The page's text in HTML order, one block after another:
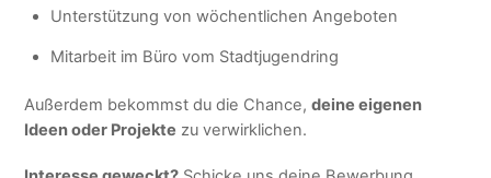
Unterstützung von wöchentlichen Angeboten
Mitarbeit im Büro vom Stadtjugendring
Außerdem bekommst du die Chance,deine eigenen
Ideen oder Projekte zu verwirklichen.